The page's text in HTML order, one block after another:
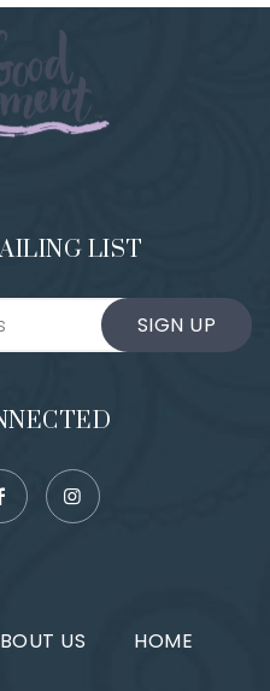
LIST
SIGN UP
US HOME